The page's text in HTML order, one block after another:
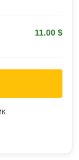
11.00 $